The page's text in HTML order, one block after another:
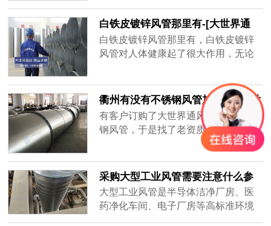
很多电费。
理，新一轮生产要等15天之后才能发
货，客户还等着用呢，于是找到大世
界通风，地处无锡，离工地不远，并
且确保3天出货，客户在验证以后很快
白铁皮镀锌风管那里有-[大世界通
风]
白铁皮镀锌风管那里有，白铁皮镀锌
风管对人体健康起了很大作用，无论
镀锌风管的帮助，有的建筑人口密
集，要全天不停运转，因此白铁皮镀
锌风管质量要好，加强通风效率，避
免损坏。常年做通风工程的客户知道
怎么分辨白铁皮镀锌风管的质量好
坏，而新入行的客户不知道怎么挑质
量好的白铁......
衢州有没有不锈钢风管加工厂-[大世
界通风]
有客户订购了大世界通风生产的不锈
钢风管，于是找了老资质的安装工人
安装，做过工程很多，到工地上一
不一样，同样的尺寸安装的时候，明
显重了不少，而且不会扁，侧弯幅度
很小，说明风管厚实，强度大抗压能
力强，使用寿命肯定很长。
采购大型工业风管需要注意什么参
数？——2026年主流通风设备供应
商对比分析
大型工业风管是半导体洁净厂房、医
药净化车间、电子厂房等高标准环境
的核心基础设施。采购时不仅需要关